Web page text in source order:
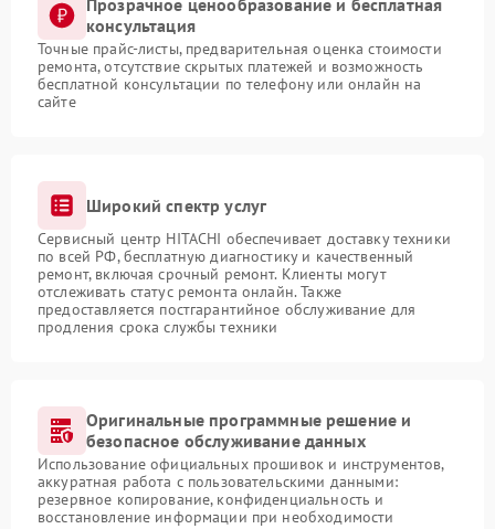
Прозрачное ценообразование и бесплатная
консультация
Точные прайс-листы, предварительная оценка стоимости
ремонта, отсутствие скрытых платежей и возможность
бесплатной консультации по телефону или онлайн на
сайте
Широкий спектр услуг
Сервисный центр HITACHI обеспечивает доставку техники
по всей РФ, бесплатную диагностику и качественный
ремонт, включая срочный ремонт. Клиенты могут
отслеживать статус ремонта онлайн. Также
предоставляется постгарантийное обслуживание для
продления срока службы техники
Оригинальные программные решение и
безопасное обслуживание данных
Использование официальных прошивок и инструментов,
аккуратная работа с пользовательскими данными:
резервное копирование, конфиденциальность и
восстановление информации при необходимости